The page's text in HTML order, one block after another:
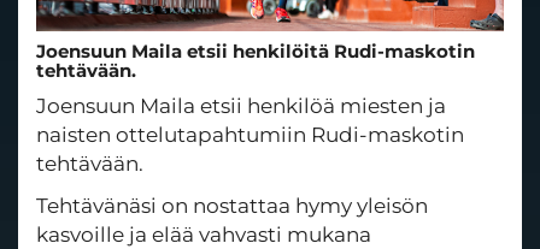
Joensuun Maila etsii henkilöitä Rudi-maskotin
tehtävään.
Joensuun Maila etsii henkilöä miesten ja
naisten ottelutapahtumiin Rudi-maskotin
tehtävään.
Tehtävänäsi on nostattaa hymy yleisön
kasvoille ja elää vahvasti mukana